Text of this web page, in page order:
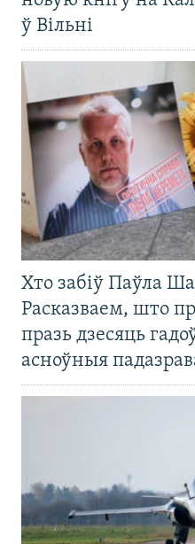
ў Вільні
Хто забіў Паўла
Расказваем, што
празь дзесяць
асноўныя